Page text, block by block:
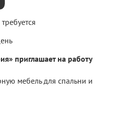
приглашает на работу
мебель для спальни и